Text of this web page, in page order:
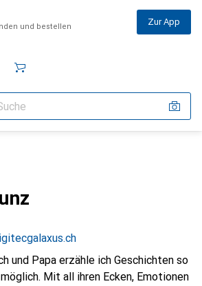
und bestellen Zur App
und Papa erzähle ich Geschichten so
Mit all ihren Ecken, Emotionen